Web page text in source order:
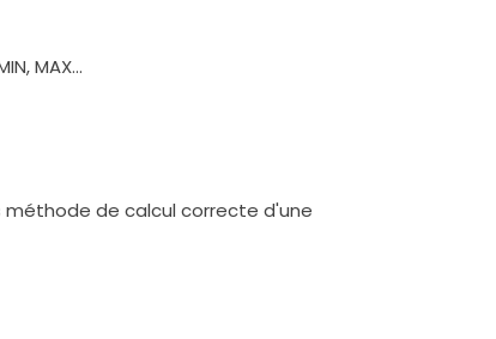
MAX...
méthode de calcul correcte d'une